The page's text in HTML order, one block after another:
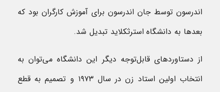
اندرسون توسط جان اندرسون برای آموزش کارگران بود که
بعدها به دانشگاه استرثکلاید تبدیل شد.
از دستاوردهای قابل‌توجه دیگر این دانشگاه می‌توان به
انتخاب اولین استاد زن در سال ۱۹۷۳ و تصمیم به قطع